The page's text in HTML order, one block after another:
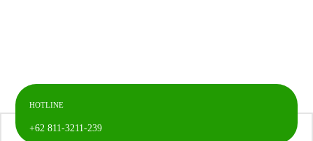
HOTLINE
+62 811-3211-239